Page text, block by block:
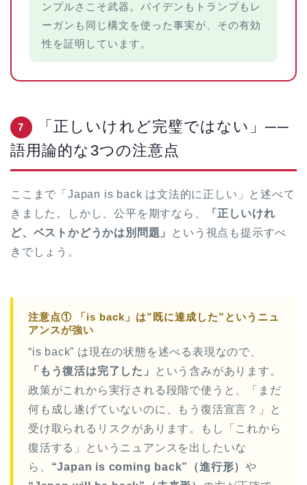
ンプルさこそ武器。バイデンもトランプもレ
ーガンも同じ構文を使った事実が、その有効
性を証明しています。
7
「正しいけれど完璧ではない」──
語用論的な3つの注意点
ここまで「Japan is back は文法的に正しい」と述べて
きました。しかし、公平を期すなら、
「正しいけれ
ど、ベストかどうかは別問題」
という視点も提示すべ
きでしょう。
注意点① 「is back」は”既に達成した”というニュ
アンスが強い
“is back” は現在の状態を述べる表現なので、
「もう復活は完了した」
という含みがあります。
政策がこれから実行される段階で使うと、「まだ
何も成し遂げていないのに、もう復活宣言？」と
受け取られるリスクがあります。もし「これから
復活する」というニュアンスを出したいな
ら、 “Japan is coming back”（進行形）や
ホーム
原田高志の”ほぼ日刊”英語
学習＆大学入試英語コラム
“シン”・英会話スピード表
現